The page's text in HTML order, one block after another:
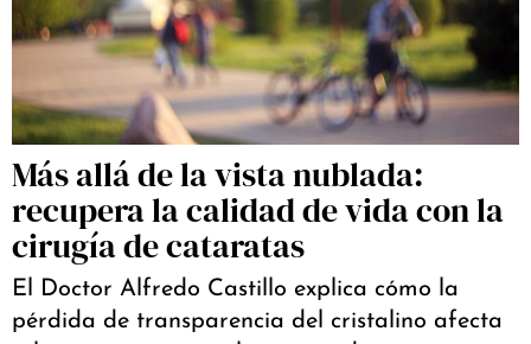
Más allá de la vista nublada:
recupera la calidad de vida con la
cirugía de cataratas
El Doctor Alfredo Castillo explica cómo la
pérdida de transparencia del cristalino afecta